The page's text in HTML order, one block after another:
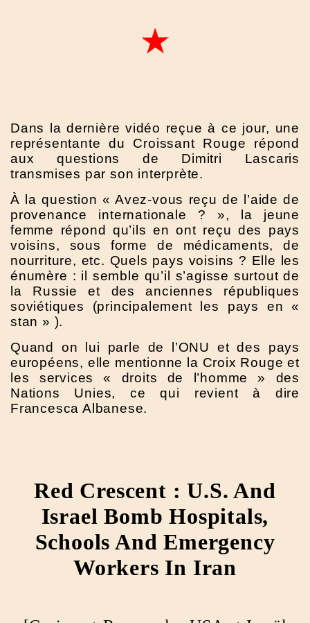
Dans la dernière vidéo reçue à ce jour, une
représentante du Croissant Rouge répond
aux questions de Dimitri Lascaris
transmises par son interprète.
À la question « Avez-vous reçu de l’aide de
provenance internationale ? », la jeune
femme répond qu’ils en ont reçu des pays
voisins, sous forme de médicaments, de
nourriture, etc. Quels pays voisins ? Elle les
énumère : il semble qu’il s’agisse surtout de
la Russie et des anciennes républiques
soviétiques (principalement les pays en «
stan » ).
Quand on lui parle de l’ONU et des pays
européens, elle mentionne la Croix Rouge et
les services « droits de l’homme » des
Nations Unies, ce qui revient à dire
Francesca Albanese.
Red Crescent : U.S. And
Israel Bomb Hospitals,
Schools And Emergency
Workers In Iran